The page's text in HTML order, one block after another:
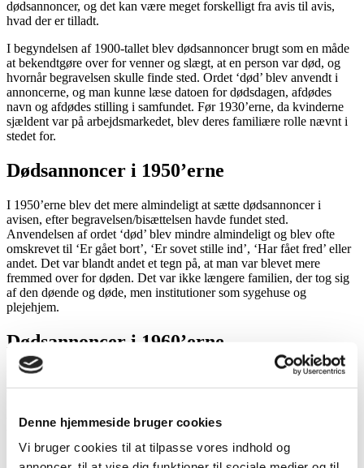
Denne hjemmeside bruger cookies
Vi bruger cookies til at tilpasse vores indhold og
dødsannoncer, og det kan være meget forskelligt fra avis til avis,
hvad der er tilladt.
I begyndelsen af 1900-tallet blev dødsannoncer brugt som en måde
at bekendtgøre over for venner og slægt, at en person var død, og
hvornår begravelsen skulle finde sted. Ordet ‘død’ blev anvendt i
annoncerne, og man kunne læse datoen for dødsdagen, afdødes
navn og afdødes stilling i samfundet. Før 1930’erne, da kvinderne
sjældent var på arbejdsmarkedet, blev deres familiære rolle nævnt i
stedet for.
Dødsannoncer i 1950’erne
I 1950’erne blev det mere almindeligt at sætte dødsannoncer i
avisen, efter begravelsen/bisættelsen havde fundet sted.
Anvendelsen af ordet ‘død’ blev mindre almindeligt og blev ofte
omskrevet til ‘Er gået bort’, ‘Er sovet stille ind’, ‘Har fået fred’ eller
andet. Det var blandt andet et tegn på, at man var blevet mere
fremmed over for døden. Det var ikke længere familien, der tog sig
af den døende og døde, men institutioner som sygehuse og
plejehjem.
Dødsannoncer i 1960’erne
I 1960’erne begyndte nogle at skrive afdødes fødselsdato i
dødsannoncen, men dette blev først almindeligt i 1980’erne.
Dødsannoncer i 1990’erne
I 1990’erne begyndte man at anvende symboler som fx et kors eller